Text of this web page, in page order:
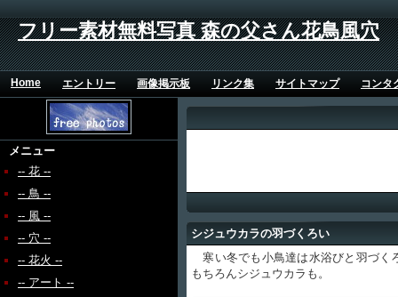
フリー素材無料写真 森の父さん花鳥風穴
Home エントリー 画像掲示板 リンク集 サイトマップ コンタ
メニュー
-- 花 --
-- 鳥 --
-- 風 --
-- 穴 --
-- 花火 --
-- アート --
シジュウカラの羽づくろい
寒い冬でも小鳥達は水浴びと羽づく
もちろんシジュウカラも。